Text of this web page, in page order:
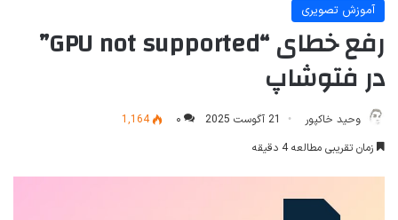
آموزش تصویری
رفع خطای “GPU not supported”
در فتوشاپ
وحید خاکپور 21 آگوست 2025 ۰
1,164
زمان تقریبی مطالعه 4 دقیقه